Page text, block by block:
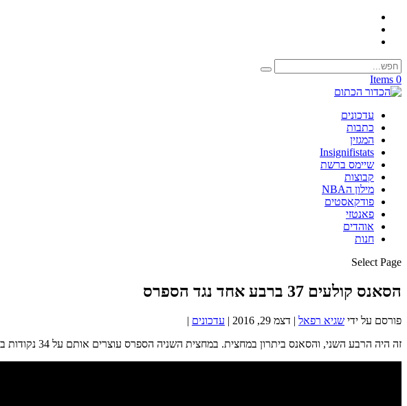
0 Items
עדכונים
כתבות
המגזין
Insignifistats
שיימס ברשת
קבוצות
מילון הNBA
פודקאסטים
פאנטזי
אוהדים
חנות
Select Page
הסאנס קולעים 37 ברבע אחד נגד הספרס
פורסם על ידי שגיא רפאל | דצמ 29, 2016 | עדכונים |
זה היה הרבע השני, והסאנס ביתרון במחצית. במחצית השניה הספרס עוצרים אותם על 34 נקודות בסך הכל (2 רבעים) ומנצחים 119-98. אולדריג' הוביל את סן אנטוניו עם 27. טי ג'י וורן הוביל את פיניקס עם 23